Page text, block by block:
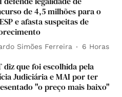
de 4,5 milhões para o
e afasta suspeitas de
Simões Ferreira 6 Horas
diz que foi escolhida pela
Judiciária e MAI por ter
"o preço mais baixo"